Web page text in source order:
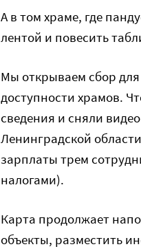
А в том храме, где
лентой и повесить
Мы открываем сбор
доступности храмов.
сведения и сняли
Ленинградской
зарплаты трем
налогами).
Карта продолжает
объекты, разместить